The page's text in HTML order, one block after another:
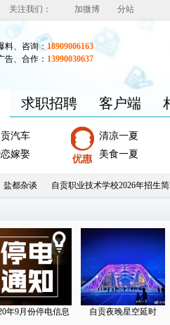
关注我们： 加微博 分站
料、咨询：18909006163
告、合作： 13990030637
求职招聘 客户端
贡汽车
嫁娶
清凉一夏
美食一夏
盐都杂谈
›
自贡职业技术学校2026年招生
年9月份停电信息 自贡夜晚星空延时